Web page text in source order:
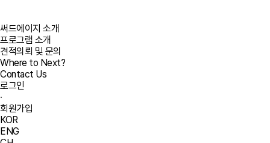
써드에이지 소개
프로그램 소개
견적의뢰 및 문의
Where to Next?
Contact Us
로그인
·
회원가입
KOR
ENG